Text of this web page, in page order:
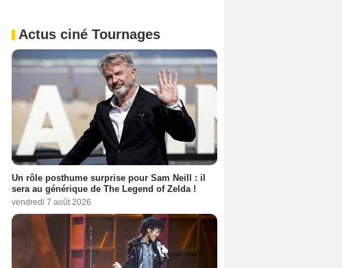
Actus ciné Tournages
Un rôle posthume surprise pour Sam Neill : il
sera au générique de The Legend of Zelda !
vendredi 7 août 2026